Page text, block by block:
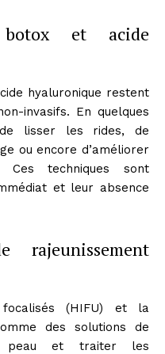
et acide
hyaluronique restent
invasifs. En quelques
lisser les rides, de
ou encore d’améliorer
techniques sont
et leur absence
rajeunissement
(HIFU) et la
des solutions de
peau et traiter les